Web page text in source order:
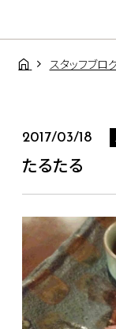
スタッフブロ
2017/03/18
たるたる